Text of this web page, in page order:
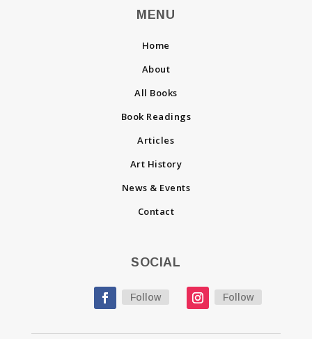
MENU
Home
About
All Books
Book Readings
Articles
Art History
News & Events
Contact
SOCIAL
Follow Follow